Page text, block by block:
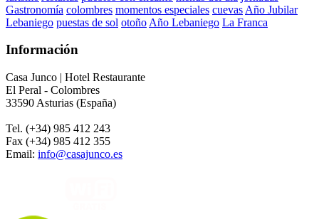
Gastronomía colombres momentos especiales cuevas Año Jubilar
Lebaniego puestas de sol otoño Año Lebaniego La Franca
Información
Casa Junco | Hotel Restaurante
El Peral - Colombres
33590 Asturias (España)
Tel. (+34) 985 412 243
Fax (+34) 985 412 355
Email: info@casajunco.es